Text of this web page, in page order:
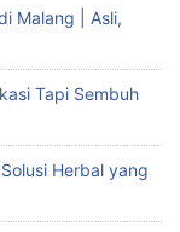
Malang | Asli,
Tapi Sembuh
Herbal yang